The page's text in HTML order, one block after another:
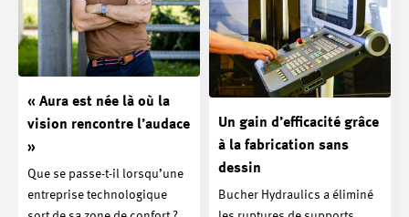
« Aura est née là où la
vision rencontre l’audace
»
Que se passe-t-il lorsqu’une
entreprise technologique
Un gain d’efficacité grâce
à la fabrication sans
dessin
Bucher Hydraulics a éliminé